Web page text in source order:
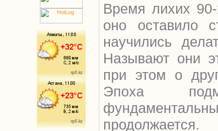
Время лихих
оно оставило
научились
Называют они
при этом о
Эпоха